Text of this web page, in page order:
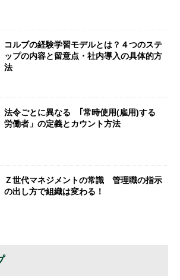
コルブの経験学習モデルとは？４つのステ
ップの内容と留意点・社内導入の具体的方
法
法令ごとに異なる ｢常時使用(雇用)する
労働者」の定義とカウント方法
Ｚ世代マネジメントの常識 管理職の指示
の出し方で組織は変わる！